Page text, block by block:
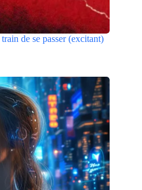
de se passer (excitant)